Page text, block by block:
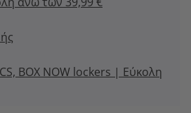
BOX NOW lockers | Εύκολη